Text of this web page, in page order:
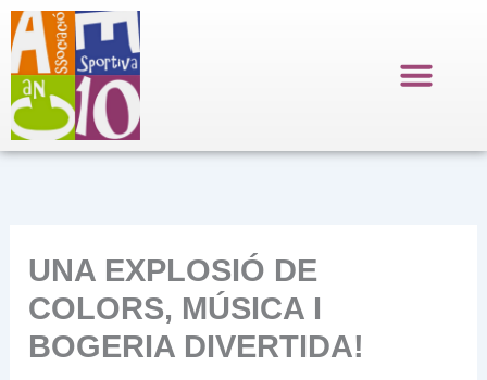
al
contenido
UNA EXPLOSIÓ DE
COLORS, MÚSICA I
BOGERIA DIVERTIDA!